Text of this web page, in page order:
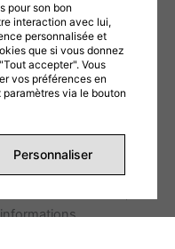
et les
d'utilisation
pour son bon
interaction avec lui,
personnalisée et
que si vous donnez
accepter". Vous
vos préférences en
via le bouton
Personnaliser